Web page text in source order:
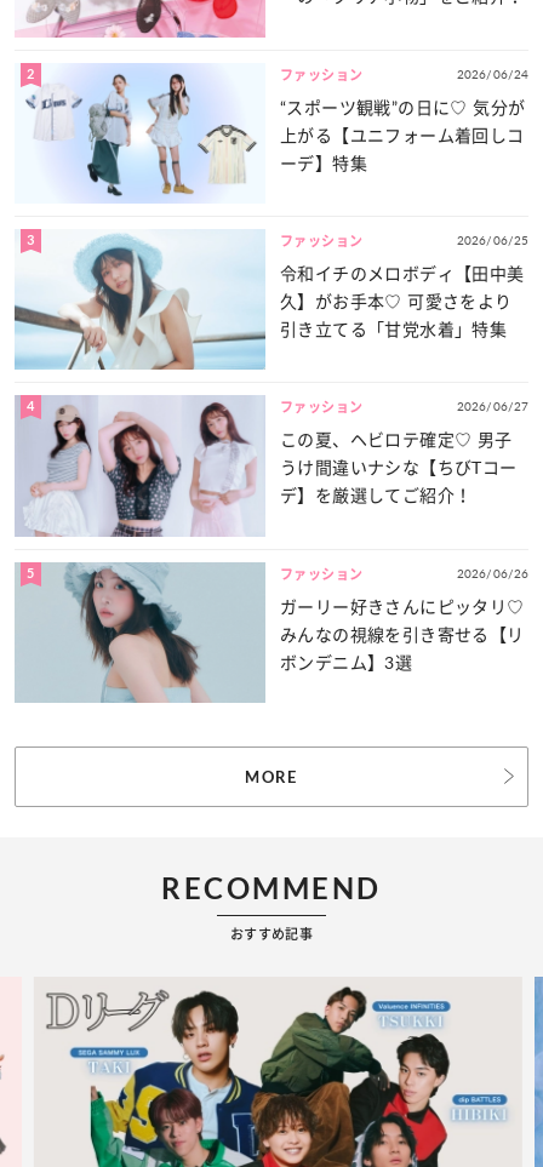
2 ファッション 2026/06/24
“スポーツ観戦”の日に♡ 気分が
上がる【ユニフォーム着回しコ
ーデ】特集
3 ファッション 2026/06/25
令和イチのメロボディ【田中美
久】がお手本♡ 可愛さをより
引き立てる「甘党水着」特集
4 ファッション 2026/06/27
この夏、ヘビロテ確定♡ 男子
うけ間違いナシな【ちびTコー
デ】を厳選してご紹介！
5 ファッション 2026/06/26
ガーリー好きさんにピッタリ♡
みんなの視線を引き寄せる【リ
ボンデニム】3選
MORE
RECOMMEND
おすすめ記事